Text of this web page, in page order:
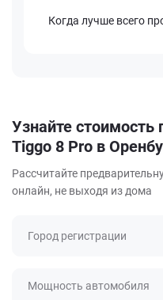
Когда лучше всего
Узнайте
Tiggo 8 Pro в
Рассчитайте
онлайн, не выходя из дома
Город регистрации
Мощность автомобиля